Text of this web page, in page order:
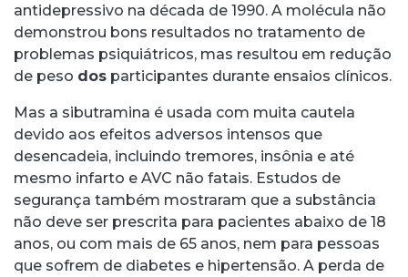
antidepressivo na década de 1990. A molécula não
demonstrou bons resultados no tratamento de
problemas psiquiátricos, mas resultou em redução
de peso dos participantes durante ensaios clínicos.
Mas a sibutramina é usada com muita cautela
devido aos efeitos adversos intensos que
desencadeia, incluindo tremores, insônia e até
mesmo infarto e AVC não fatais. Estudos de
segurança também mostraram que a substância
não deve ser prescrita para pacientes abaixo de 18
anos, ou com mais de 65 anos, nem para pessoas
que sofrem de diabetes e hipertensão. A perda de